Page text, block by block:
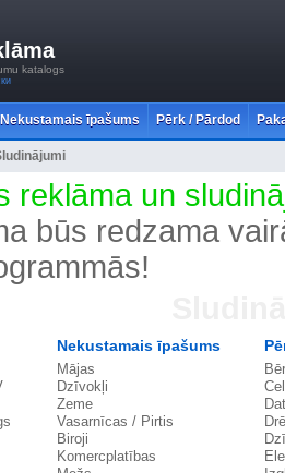
katalogs
Nekustamais īpašums Pērk / Pārdod
reklāma un
būs redzama
Nekustamais īpašums
Mājas
Dzīvokļi
Zeme
Vasarnīcas / Pirtis
Biroji
Komercplatības